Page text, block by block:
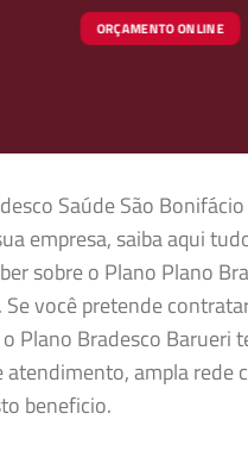
ORÇAMENTO ONLINE
Saúde São
empresa, saiba aqui
sobre o Plano Plano
você pretende
Plano Bradesco Barueri
atendimento, ampla rede
beneficio.